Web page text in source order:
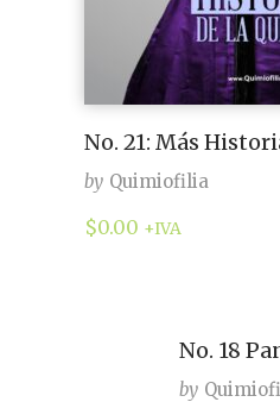
No. 21: Más
by Quimiofilia
$0.00 +IVA
No. 18
by